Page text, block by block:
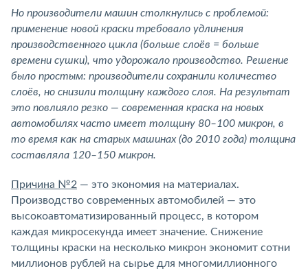
Но производители машин столкнулись с проблемой:
применение новой краски требовало удлинения
производственного цикла (больше слоёв = больше
времени сушки), что удорожало производство. Решение
было простым: производители сохранили количество
слоёв, но снизили толщину каждого слоя. На результат
это повлияло резко — современная краска на новых
автомобилях часто имеет толщину 80–100 микрон, в
то время как на старых машинах (до 2010 года) толщина
составляла 120–150 микрон.
Причина №2 — это экономия на материалах.
Производство современных автомобилей — это
высокоавтоматизированный процесс, в котором
каждая микросекунда имеет значение. Снижение
толщины краски на несколько микрон экономит сотни
миллионов рублей на сырье для многомиллионного